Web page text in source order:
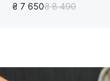
₴ 7 650₴ 8 490